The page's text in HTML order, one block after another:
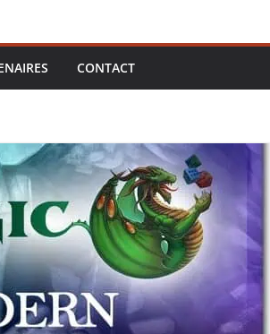
CONTACT